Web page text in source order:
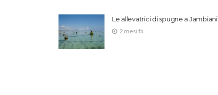
Le allevatrici di spugne a Jambiani
2 mesi fa